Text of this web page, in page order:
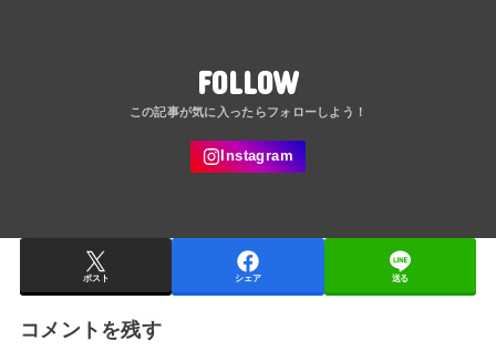
FOLLOW
ポスト シェア 送る
コメントを残す